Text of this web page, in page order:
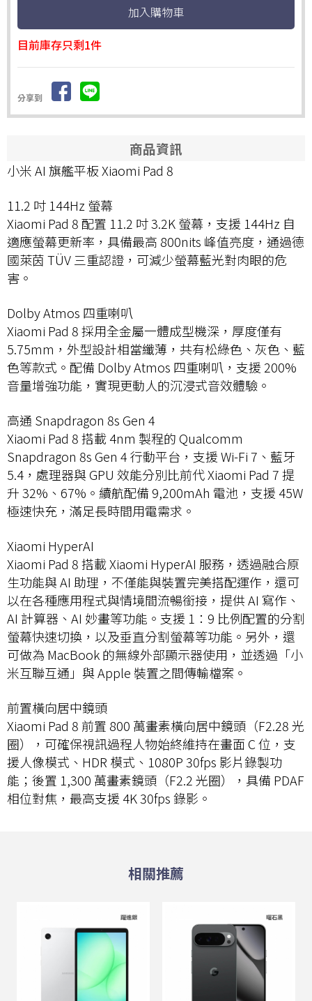
目前庫存只剩1件
分享到
商品資訊
小米 AI 旗艦平板 Xiaomi Pad 8
11.2 吋 144Hz 螢幕
Xiaomi Pad 8 配置 11.2 吋 3.2K 螢幕，支援 144Hz 自
適應螢幕更新率，具備最高 800nits 峰值亮度，通過德
國萊茵 TÜV 三重認證，可減少螢幕藍光對肉眼的危
害。
Dolby Atmos 四重喇叭
Xiaomi Pad 8 採用全金屬一體成型機深，厚度僅有
5.75mm，外型設計相當纖薄，共有松綠色、灰色、藍
色等款式。配備 Dolby Atmos 四重喇叭，支援 200%
音量增強功能，實現更動人的沉浸式音效體驗。
高通 Snapdragon 8s Gen 4
Xiaomi Pad 8 搭載 4nm 製程的 Qualcomm
Snapdragon 8s Gen 4 行動平台，支援 Wi-Fi 7、藍牙
5.4，處理器與 GPU 效能分別比前代 Xiaomi Pad 7 提
升 32%、67%。續航配備 9,200mAh 電池，支援 45W
極速快充，滿足長時間用電需求。
Xiaomi HyperAI
Xiaomi Pad 8 搭載 Xiaomi HyperAI 服務，透過融合原
生功能與 AI 助理，不僅能與裝置完美搭配運作，還可
以在各種應用程式與情境間流暢銜接，提供 AI 寫作、
AI 計算器、AI 妙畫等功能。支援 1：9 比例配置的分割
螢幕快速切換，以及垂直分割螢幕等功能。另外，還
可做為 MacBook 的無線外部顯示器使用，並透過「小
米互聯互通」與 Apple 裝置之間傳輸檔案。
前置橫向居中鏡頭
Xiaomi Pad 8 前置 800 萬畫素橫向居中鏡頭（F2.28 光
圈），可確保視訊過程人物始終維持在畫面 C 位，支
援人像模式、HDR 模式、1080P 30fps 影片錄製功
能；後置 1,300 萬畫素鏡頭（F2.2 光圈），具備 PDAF
相位對焦，最高支援 4K 30fps 錄影。